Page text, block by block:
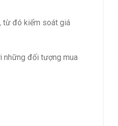
từ đó kiểm soát giá
những đối tượng mua